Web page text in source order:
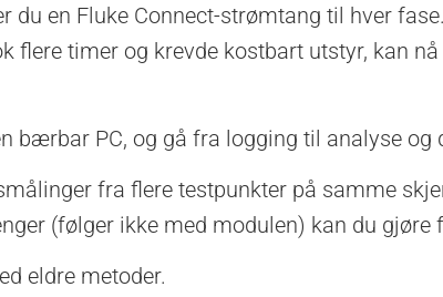
du en Fluke Connect-strømtang til hver
flere timer og krevde kostbart utstyr, kan
bærbar PC, og gå fra logging til analyse og
fra flere testpunkter på samme
(følger ikke med modulen) kan du gjøre
eldre metoder.